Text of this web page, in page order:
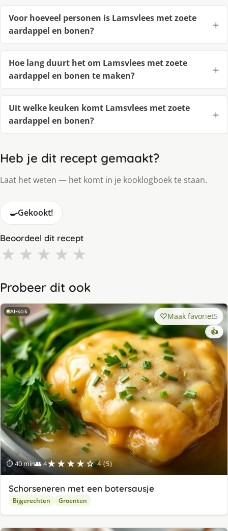
Voor hoeveel personen is Lamsvlees met zoete
aardappel en bonen?
Hoe lang duurt het om Lamsvlees met zoete
aardappel en bonen te maken?
Uit welke keuken komt Lamsvlees met zoete
aardappel en bonen?
Heb je dit recept gemaakt?
Laat het weten — het komt in je kooklogboek te staan.
🍳Gekookt!
Beoordeel dit recept
★ ★ ★ ★ ★
Probeer dit ook
AI-kok
⏱ 40 min👥 4★★★★☆ 4 (5)
Maak favoriet5
👍
Schorseneren met een botersausje
Bijgerechten Groenten